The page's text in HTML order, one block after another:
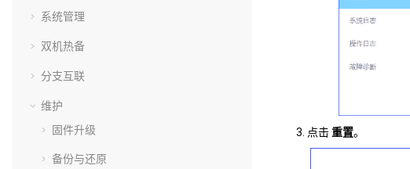
系统管理
双机热备
分支互联
维护
固件升级
备份与还原
点击重置。